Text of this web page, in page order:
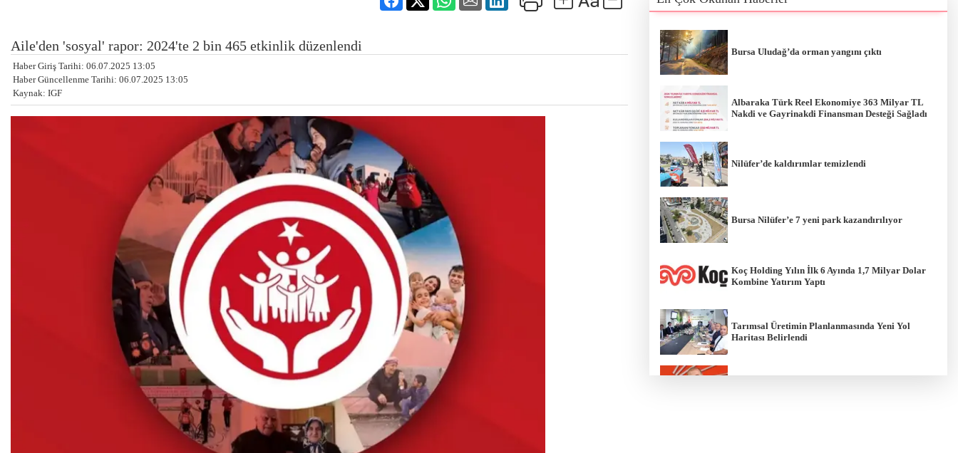
Aile'den 'sosyal' rapor: 2024'te 2 bin 465 etkinlik düzenlendi
Haber Giriş Tarihi: 06.07.2025 13:05
Haber Güncellenme Tarihi: 06.07.2025 13:05
Kaynak: IGF
Bursa Uludağ’da orman yangını çıktı
Albaraka Türk Reel Ekonomiye 363 Milyar TL
Nakdi ve Gayrinakdi Finansman Desteği Sağladı
Nilüfer’de kaldırımlar temizlendi
Bursa Nilüfer’e 7 yeni park kazandırılıyor
Koç Holding Yılın İlk 6 Ayında 1,7 Milyar Dolar
Kombine Yatırım Yaptı
Tarımsal Üretimin Planlanmasında Yeni Yol
Haritası Belirlendi